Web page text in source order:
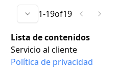
1-19of19
Lista de contenidos
Servicio al cliente
Política de privacidad